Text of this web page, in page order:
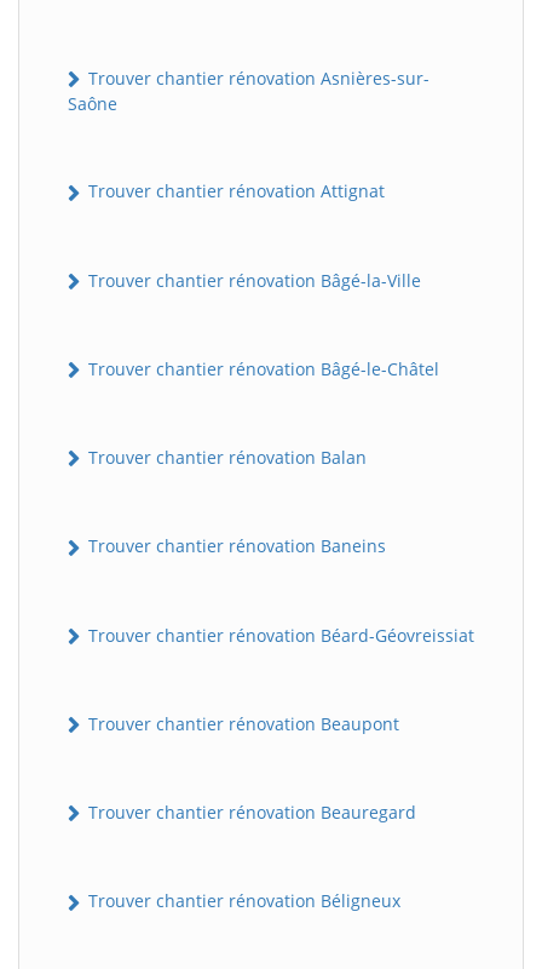
Trouver chantier rénovation Asnières-sur-
Saône
Trouver chantier rénovation Attignat
Trouver chantier rénovation Bâgé-la-Ville
Trouver chantier rénovation Bâgé-le-Châtel
Trouver chantier rénovation Balan
Trouver chantier rénovation Baneins
Trouver chantier rénovation Béard-Géovreissiat
Trouver chantier rénovation Beaupont
Trouver chantier rénovation Beauregard
Trouver chantier rénovation Béligneux